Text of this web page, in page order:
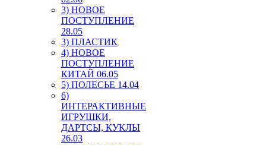
3) НОВОЕ
ПОСТУПЛЕНИЕ
28.05
3) ПЛАСТИК
4) НОВОЕ
ПОСТУПЛЕНИЕ
КИТАЙ 06.05
5) ПОЛЕСЬЕ 14.04
6)
ИНТЕРАКТИВНЫЕ
ИГРУШКИ,
ДАРТСЫ, КУКЛЫ
26.03